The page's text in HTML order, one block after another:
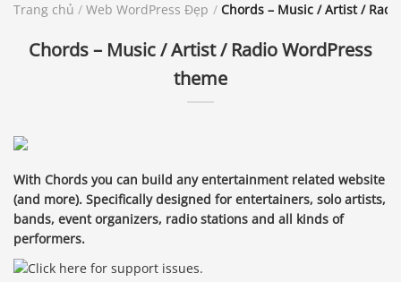
Trang chủ / Web WordPress Đẹp / Chords – Music / Artist /
Chords – Music / Artist / Radio WordPress
theme
With Chords you can build any entertainment related website
(and more). Specifically designed for entertainers, solo artists,
bands, event organizers, radio stations and all kinds of
performers.